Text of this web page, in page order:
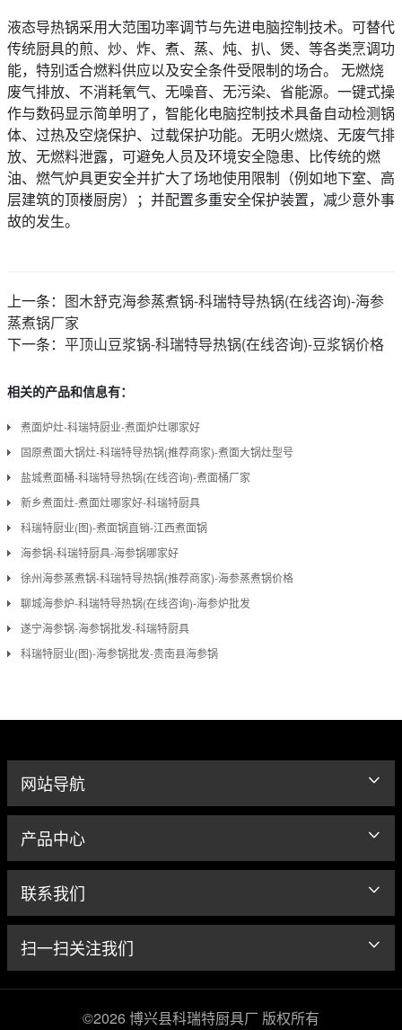
液态导热锅采用大范围功率调节与先进电脑控制技术。可替代
传统厨具的煎、炒、炸、煮、蒸、炖、扒、煲、等各类烹调功
能，特别适合燃料供应以及安全条件受限制的场合。 无燃烧
废气排放、不消耗氧气、无噪音、无污染、省能源。一键式操
作与数码显示简单明了，智能化电脑控制技术具备自动检测锅
体、过热及空烧保护、过载保护功能。无明火燃烧、无废气排
放、无燃料泄露，可避免人员及环境安全隐患、比传统的燃
油、燃气炉具更安全并扩大了场地使用限制（例如地下室、高
层建筑的顶楼厨房）；并配置多重安全保护装置，减少意外事
故的发生。
上一条： 图木舒克海参蒸煮锅-科瑞特导热锅(在线咨询)-海参
蒸煮锅厂家
下一条： 平顶山豆浆锅-科瑞特导热锅(在线咨询)-豆浆锅价格
相关的产品和信息有：
煮面炉灶-科瑞特厨业-煮面炉灶哪家好
固原煮面大锅灶-科瑞特导热锅(推荐商家)-煮面大锅灶型号
盐城煮面桶-科瑞特导热锅(在线咨询)-煮面桶厂家
新乡煮面灶-煮面灶哪家好-科瑞特厨具
科瑞特厨业(图)-煮面锅直销-江西煮面锅
海参锅-科瑞特厨具-海参锅哪家好
徐州海参蒸煮锅-科瑞特导热锅(推荐商家)-海参蒸煮锅价格
聊城海参炉-科瑞特导热锅(在线咨询)-海参炉批发
遂宁海参锅-海参锅批发-科瑞特厨具
科瑞特厨业(图)-海参锅批发-贵南县海参锅
网站导航
产品中心
联系我们
扫一扫关注我们
©2026 博兴县科瑞特厨具厂 版权所有